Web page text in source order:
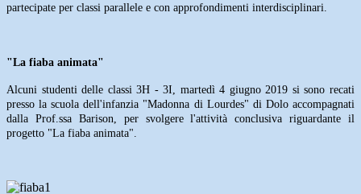
partecipate per classi parallele e con approfondimenti interdisciplinari.
"La fiaba animata"
Alcuni studenti delle classi 3H - 3I, martedì 4 giugno 2019 si sono recati
presso la scuola dell'infanzia "Madonna di Lourdes" di Dolo accompagnati
dalla Prof.ssa Barison, per svolgere l'attività conclusiva riguardante il
progetto "La fiaba animata".